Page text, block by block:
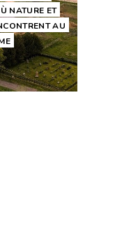
NATURE ET
AU